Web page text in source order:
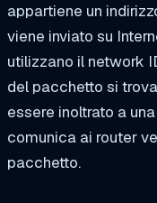
appartiene un
viene inviato su
utilizzano il network
del pacchetto si
essere inoltrato a
comunica ai router
pacchetto.